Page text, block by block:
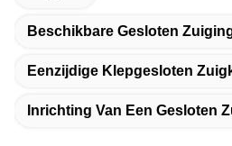
Beschikbare Gesloten
Eenzijdige Klepgesloten
Inrichting Van Een Gesloten